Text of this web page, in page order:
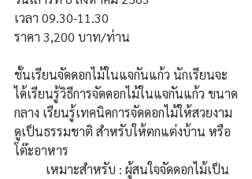
เวลา 09.30-11.30
ราคา 3,200 บาท/ท่าน
ชั้นเรียนจัดดอกไม้ในแจกันแก้ว นักเรียนจะ
ได้เรียนรู้วิธีการจัดดอกไม้ในแจกันแก้ว ขนาด
กลาง เรียนรู้เทคนิคการจัดดอกไม้ให้สวยงาม
ดูเป็นธรรมชาติ สำหรับให้ตกแต่งบ้าน หรือ
โต๊ะอาหาร
เหมาะสำหรับ : ผู้สนใจจัดดอกไม้เป็น